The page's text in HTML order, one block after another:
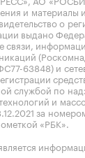
и
о
выдано
связи,
63848) и
службой по
и
за
«РБК».